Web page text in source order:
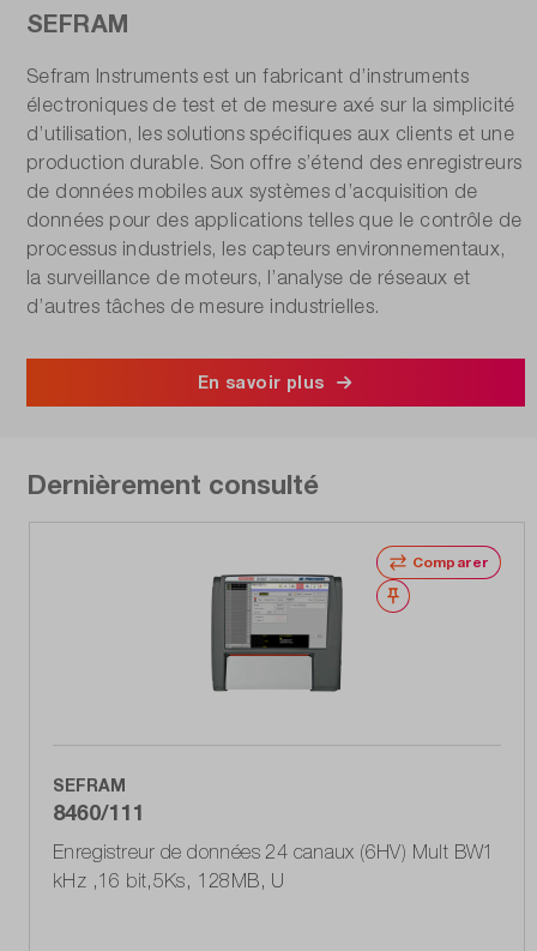
SEFRAM
Sefram Instruments est un fabricant d’instruments
électroniques de test et de mesure axé sur la simplicité
d’utilisation, les solutions spécifiques aux clients et une
production durable. Son offre s’étend des enregistreurs
de données mobiles aux systèmes d’acquisition de
données pour des applications telles que le contrôle de
processus industriels, les capteurs environnementaux,
la surveillance de moteurs, l’analyse de réseaux et
d’autres tâches de mesure industrielles.
En savoir plus
Dernièrement consulté
Comparer
Noter
SEFRAM
8460/111
Enregistreur de données 24 canaux (6HV) Mult BW1
kHz ,16 bit,5Ks, 128MB, U